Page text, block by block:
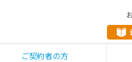
ご契約者の方